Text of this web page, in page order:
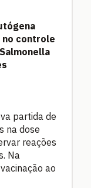
no controle
partida de
na dose
reações
Na
ao